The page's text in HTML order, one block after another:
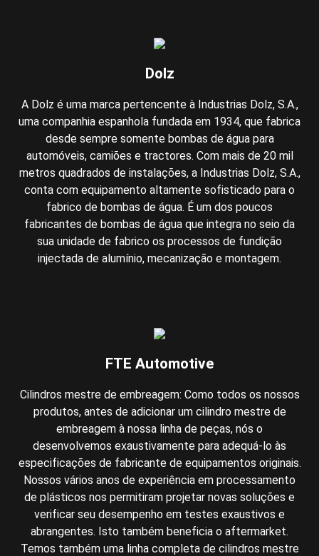
Dolz
A Dolz é uma marca pertencente à Industrias Dolz, S.A.,
uma companhia espanhola fundada em 1934, que fabrica
desde sempre somente bombas de água para
automóveis, camiões e tractores. Com mais de 20 mil
metros quadrados de instalações, a Industrias Dolz, S.A.,
conta com equipamento altamente sofisticado para o
fabrico de bombas de água. É um dos poucos
fabricantes de bombas de água que integra no seio da
sua unidade de fabrico os processos de fundição
injectada de alumínio, mecanização e montagem.
FTE Automotive
Cilindros mestre de embreagem: Como todos os nossos
produtos, antes de adicionar um cilindro mestre de
embreagem à nossa linha de peças, nós o
desenvolvemos exaustivamente para adequá-lo às
especificações de fabricante de equipamentos originais.
Nossos vários anos de experiência em processamento
de plásticos nos permitiram projetar novas soluções e
verificar seu desempenho em testes exaustivos e
abrangentes. Isto também beneficia o aftermarket.
Temos também uma linha completa de cilindros mestre